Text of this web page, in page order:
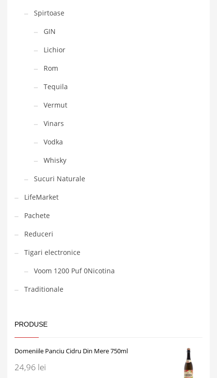
Spirtoase
GIN
Lichior
Rom
Tequila
Vermut
Vinars
Vodka
Whisky
Sucuri Naturale
LifeMarket
Pachete
Reduceri
Tigari electronice
Voom 1200 Puf 0Nicotina
Traditionale
PRODUSE
Domeniile Panciu Cidru Din Mere 750ml
24,96 lei